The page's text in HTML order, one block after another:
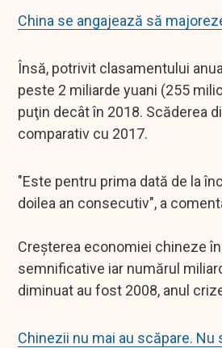
China se angajează să
Însă, potrivit clasamentului
peste 2 miliarde yuani (255
puţin decât în 2018. Scăderea
comparativ cu 2017.
"Este pentru prima dată de la
doilea an consecutiv", a
Creşterea economiei chineze
semnificative iar numărul
diminuat au fost 2008, anul
Chinezii nu mai au scăpare.